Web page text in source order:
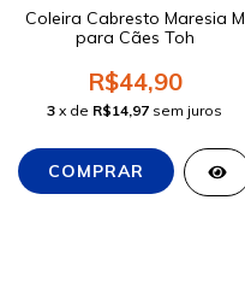
Coleira Cabresto Maresia M
para Cães Toh
R$44,90
3 x de R$14,97 sem juros